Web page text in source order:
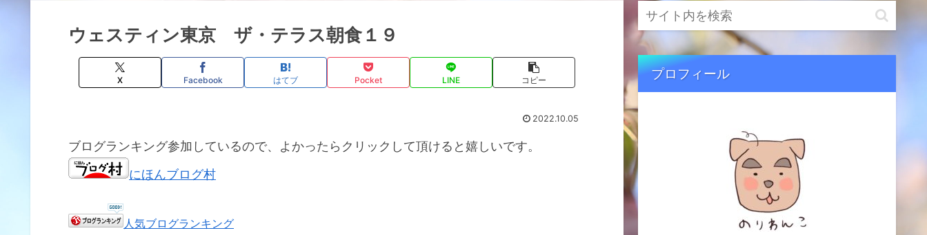
ウェスティン東京 ザ・テラス朝食１９
X Facebook はてブ Pocket LINE コピー
2022.10.05
ブログランキング参加しているので、よかったらクリックして頂けると嬉しいです。
にほんブログ村
人気ブログランキング
プロフィール